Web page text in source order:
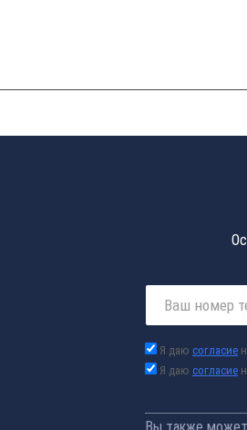
Я даю согласие
Я даю согласие